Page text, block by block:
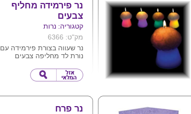
נר פירמידה מחליף
צבעים
קטגוריה: נרות
מק"ט: 6366
נר שעווה בצורת פירמידה עם
נורת לד מחליפה צבעים
הנורה פועלת ללא צורך
בסוללות .
נר פרח